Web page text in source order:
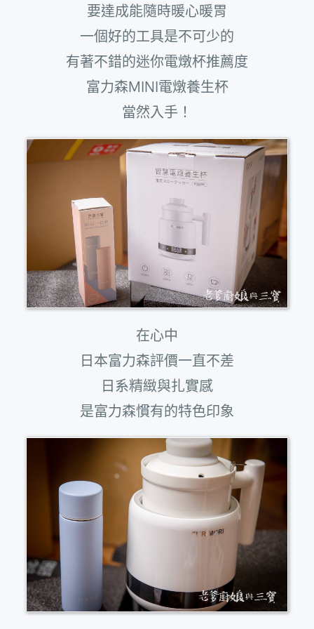
要達成能隨時暖心暖胃
一個好的工具是不可少的
有著不錯的迷你電燉杯推薦度
富力森MINI電燉養生杯
當然入手！
在心中
日本富力森評價一直不差
日系精緻與扎實感
是富力森慣有的特色印象